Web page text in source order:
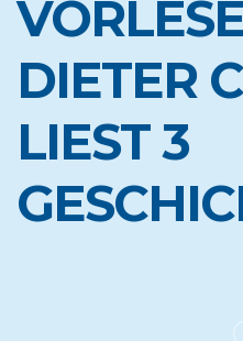
DIETER
LIEST 3